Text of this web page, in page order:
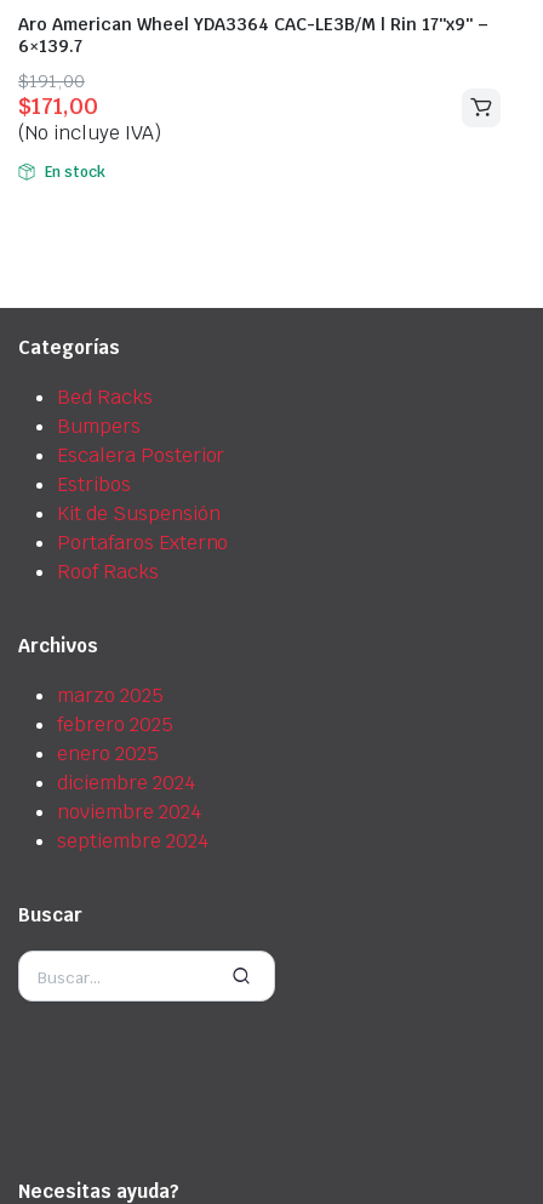
Aro American Wheel YDA3364 CAC-LE3B/M | Rin 17″x9″ –
6×139.7
$191,00
Original
price
was:
$191,00.
$171,00
Current
price
is:
$171,00.
(No incluye IVA)
En stock
Categorías
Bed Racks
Bumpers
Escalera Posterior
Estribos
Kit de Suspensión
Portafaros Externo
Roof Racks
Archivos
marzo 2025
febrero 2025
enero 2025
diciembre 2024
noviembre 2024
septiembre 2024
Buscar
Necesitas ayuda?